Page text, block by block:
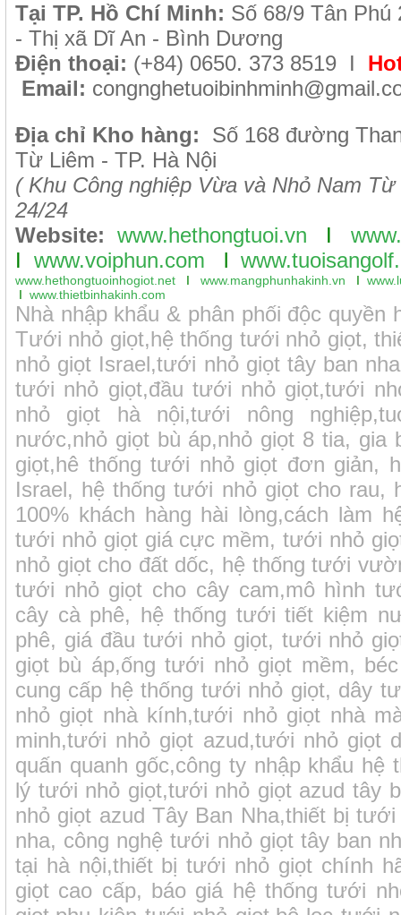
Tại TP. Hồ Chí Minh: Số 68/9 Tân
- Thị xã Dĩ An - Bình Dương
Điện thoại: (+84) 0650. 373 8519 I
Email:
Địa chỉ Kho hàng: Số 168 đường
Từ Liêm - TP. Hà Nội
( Khu Công nghiệp Vừa và Nhỏ Nam
24/24
Website: www.hethongtuoi.vn I
I www.voiphun.com l www.tuoisangolf.
www.hethongtuoinhogiot.net I www.mangphunhakinh.vn I
I www.thietbinhakinh.com
Nhà nhập khẩu & phân phối độc quyền
Tưới nhỏ giọt,hệ thống tưới nhỏ giọt,
nhỏ giọt Israel,tưới nhỏ giọt tây ban
tưới nhỏ giọt,đầu tưới nhỏ giọt,tưới
nhỏ giọt hà nội,tưới nông
nước,nhỏ giọt bù áp,nhỏ giọt 8 tia, gia
giọt,hê thống tưới nhỏ giọt đơn giản,
Israel, hệ thống tưới nhỏ giọt cho rau,
100% khách hàng hài lòng,cách làm
tưới nhỏ giọt giá cực mềm, tưới nhỏ
nhỏ giọt cho đất dốc, hệ thống tưới
tưới nhỏ giọt cho cây cam,mô hình
cây cà phê, hệ thống tưới tiết kiệm
phê, giá đầu tưới nhỏ giọt, tưới nhỏ
giọt bù áp,ống tưới nhỏ giọt mềm,
cung cấp hệ thống tưới nhỏ giọt, dây
nhỏ giọt nhà kính,tưới nhỏ giọt nhà
minh,tưới nhỏ giọt azud,tưới nhỏ giọt
quấn quanh gốc,công ty nhập khẩu hệ
lý tưới nhỏ giọt,tưới nhỏ giọt azud tây
nhỏ giọt azud Tây Ban Nha,thiết bị
nha, công nghệ tưới nhỏ giọt tây ban
tại hà nội,thiết bị tưới nhỏ giọt chính
giọt cao cấp, báo giá hệ thống tưới